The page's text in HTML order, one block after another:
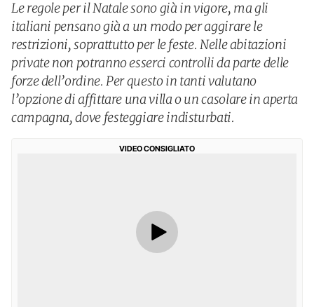
Le regole per il Natale sono già in vigore, ma gli
italiani pensano già a un modo per aggirare le
restrizioni, soprattutto per le feste. Nelle abitazioni
private non potranno esserci controlli da parte delle
forze dell’ordine. Per questo in tanti valutano
l’opzione di affittare una villa o un casolare in aperta
campagna, dove festeggiare indisturbati.
VIDEO CONSIGLIATO